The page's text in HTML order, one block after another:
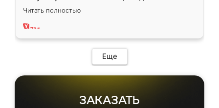
вполне довольна. Служит кухня уже почти
два года, нареканий нет.
Читать полностью
Еще
ЗАКАЗАТЬ